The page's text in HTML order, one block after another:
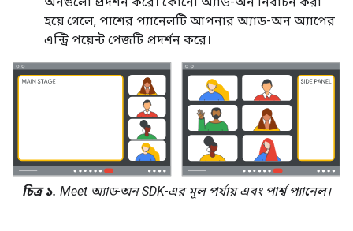
হয়ে গেলে, পাশের প্যানেলটি আপনার অ্যাড-অন অ্যাপের
এন্ট্রি পয়েন্ট পেজটি প্রদর্শন করে।
চিত্র ১. Meet অ্যাড-অন SDK-এর মূল পর্যায় এবং পার্শ্ব প্যানেল।